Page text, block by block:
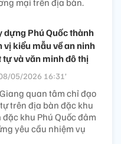
dựng Phú Quốc thành
vị kiểu mẫu về an ninh
tự và văn minh đô thị
05/2026 16:31’
quan tâm chỉ đạo
trên địa bàn đặc khu
khu Phú Quốc đảm
yêu cầu nhiệm vụ